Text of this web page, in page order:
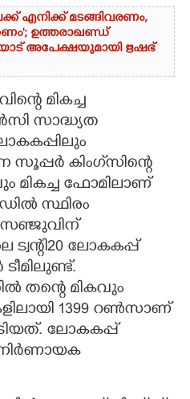
എനിക്ക് മടങ്ങിവരണം,
ഉത്തരാഖണ്ഡ്
അപേക്ഷയുമായി ഋഷഭ്
മികച്ച
സാദ്ധ്യത
കിംഗ്‌സിന്റെ
മികച്ച ഫോമിലാണ്
സ്ഥിരം
സഞ്ജുവിന്
ട്വന്റി20 ലോകകപ്പ്
തന്റെ മികവും
1399 റൺസാണ്
ലോകകപ്പ്